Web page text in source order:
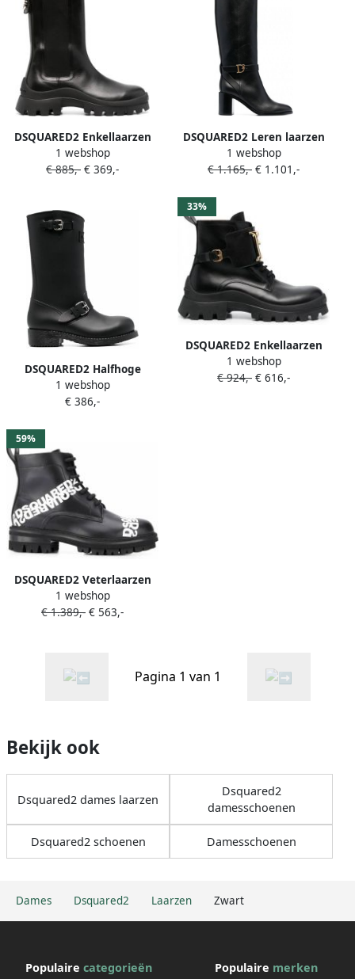
Dames Dsquared2 Laarzen Zwart
DSQUARED2 Enkellaarzen
met logoplakkaat Zwart
1 webshop
€ 885,- € 369,-
DSQUARED2 Leren laarzen
Zwart
1 webshop
€ 1.165,- € 1.101,-
DSQUARED2 Halfhoge
regenlaarzen Zwart
1 webshop
€ 386,-
33%
DSQUARED2 Enkellaarzen
met logoplakkaat Zwart
1 webshop
€ 924,- € 616,-
59%
DSQUARED2 Veterlaarzen
met logo Zwart
1 webshop
€ 1.389,- € 563,-
Pagina 1 van 1
Bekijk ook
Dsquared2 dames laarzen
Dsquared2
damesschoenen
Dsquared2 schoenen Damesschoenen
Populaire categorieën Populaire merken